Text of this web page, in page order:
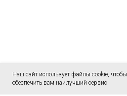
Наш сайт использует файлы cookie, чтобы
обеспечить вам наилучший сервис